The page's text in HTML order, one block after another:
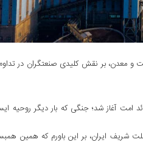
معدن، بر نقش کلیدی صنعتگران در تداوم
امت آغاز شد؛ جنگی که بار دیگر روحیه
شریف ایران، بر این باورم که همین